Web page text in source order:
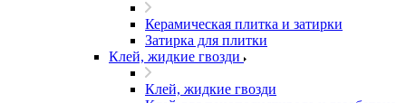
Керамическая плитка и затирки
Затирка для плитки
Клей, жидкие гвозди
Клей, жидкие гвозди